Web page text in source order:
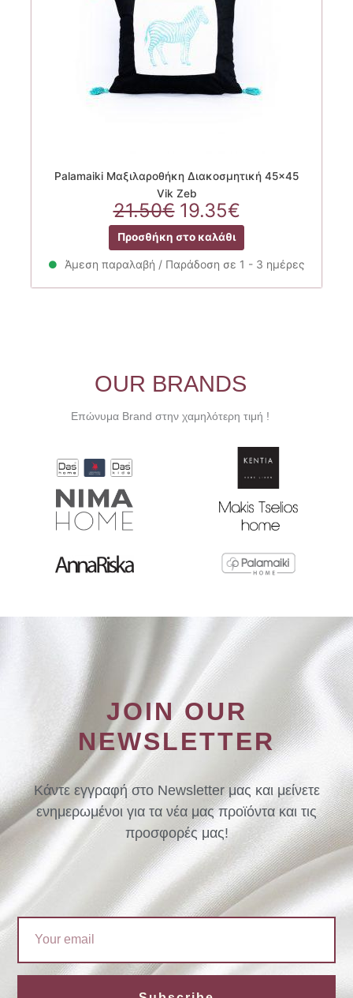
Palamaiki Μαξιλαροθήκη Διακοσμητική 45×45
Vik Zeb
21.50€ Original
price
was:
21.50€.
19.35€Η
τρέχουσα
τιμή
είναι:
Προσθήκη στο καλάθι
Άμεση παραλαβή / Παράδοση σε 1 - 3 ημέρες
OUR BRANDS
Επώνυμα Brand στην χαμηλότερη τιμή !
JOIN OUR
NEWSLETTER
Κάντε εγγραφή στο Newsletter μας και μείνετε
ενημερωμένοι για τα νέα μας προϊόντα και τις
προσφορές μας!